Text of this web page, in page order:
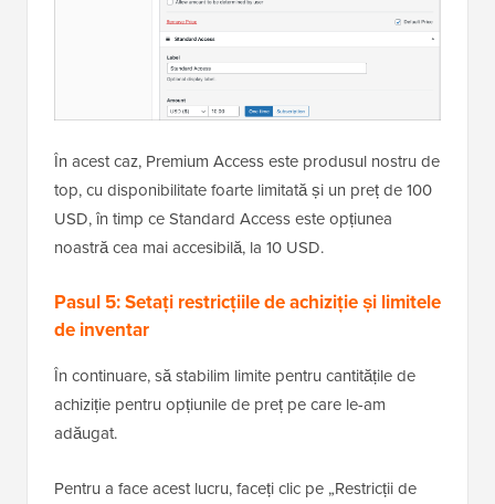
În acest caz, Premium Access este produsul nostru de
top, cu disponibilitate foarte limitată și un preț de 100
USD, în timp ce Standard Access este opțiunea
noastră cea mai accesibilă, la 10 USD.
Pasul 5: Setați restricțiile de achiziție și limitele
de inventar
În continuare, să stabilim limite pentru cantitățile de
achiziție pentru opțiunile de preț pe care le-am
adăugat.
Pentru a face acest lucru, faceți clic pe „Restricții de